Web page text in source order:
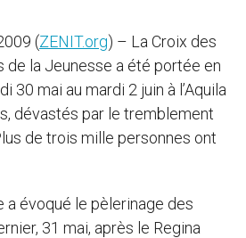
(ZENIT.org) – La Croix des
de la Jeunesse a été portée en
30 mai au mardi 2 juin à l’Aquila
dévastés par le tremblement
de trois mille personnes ont
a évoqué le pèlerinage des
31 mai, après le Regina